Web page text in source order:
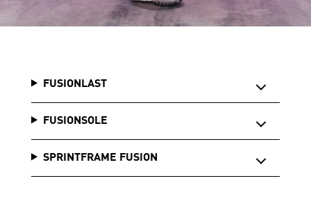
FUSIONLAST
FUSIONSOLE
SPRINTFRAME FUSION